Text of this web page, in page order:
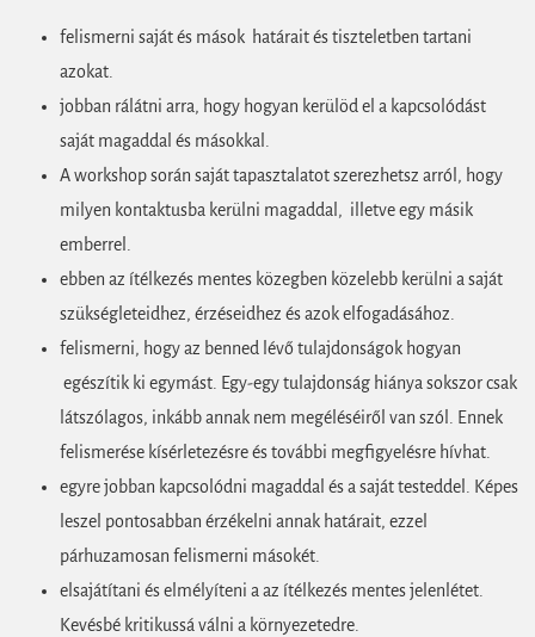
felismerni saját és mások határait és tiszteletben tartani
azokat.
jobban rálátni arra, hogy hogyan kerülöd el a kapcsolódást
saját magaddal és másokkal.
A workshop során saját tapasztalatot szerezhetsz arról, hogy
milyen kontaktusba kerülni magaddal, illetve egy másik
emberrel.
ebben az ítélkezés mentes közegben közelebb kerülni a saját
szükségleteidhez, érzéseidhez és azok elfogadásához.
felismerni, hogy az benned lévő tulajdonságok hogyan
egészítik ki egymást. Egy-egy tulajdonság hiánya sokszor csak
látszólagos, inkább annak nem megéléséiről van szól. Ennek
felismerése kísérletezésre és további megfigyelésre hívhat.
egyre jobban kapcsolódni magaddal és a saját testeddel. Képes
leszel pontosabban érzékelni annak határait, ezzel
párhuzamosan felismerni másokét.
elsajátítani és elmélyíteni a az ítélkezés mentes jelenlétet.
Kevésbé kritikussá válni a környezetedre.